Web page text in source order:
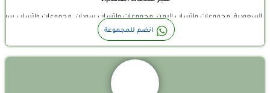
السعودية, مجموعات واتساب اليمن, مجموعات واتساب سودان, مجموعات واتساب
انضم للمجموعة